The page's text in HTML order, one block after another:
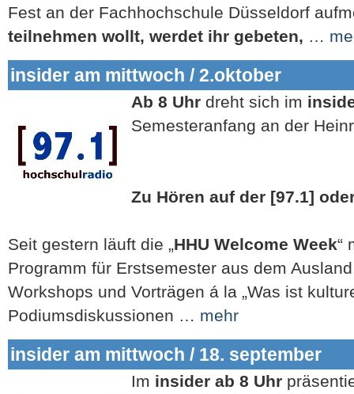
Fest an der Fachhochschule Düsseldorf
teilnehmen wollt, werdet ihr gebeten, …
insider am mittwoch / 2.oktober
Ab 8 Uhr dreht sich im
Semesteranfang an der
Zu Hören auf der [97.1]
Seit gestern läuft die „HHU Welcome Week“
Programm für Erstsemester aus dem
Workshops und Vorträgen á la „Was ist
Podiumsdiskussionen … mehr
insider am mittwoch / 18. september
Im insider ab 8 Uhr